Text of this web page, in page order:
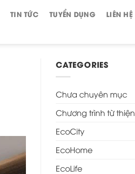
TIN TỨC TUYỂN DỤNG LIÊN HỆ
CATEGORIES
Chưa chuyên mục
Chương trình từ thiện
EcoCity
EcoHome
EcoLife